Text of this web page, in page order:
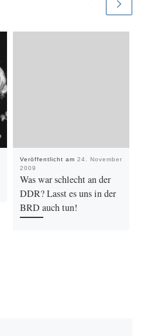
Veröffentlicht am 24. November
2009
Was war schlecht an der
DDR? Lasst es uns in der
BRD auch tun!